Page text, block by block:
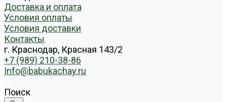
Доставка и оплата
Условия оплаты
Условия доставки
Контакты
г. Краснодар, Красная 143/2
+7 (989) 210-38-86
Info@babukachay.ru
Поиск